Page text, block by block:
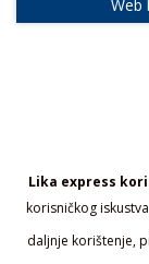
Lika express
korisničkog
daljnje korištenje,
Web